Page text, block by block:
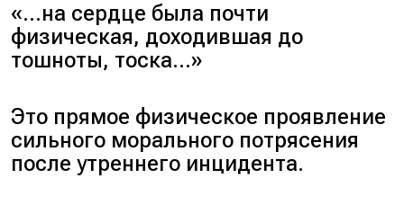
«…на сердце была почти
физическая, доходившая до
тошноты, тоска…»
Это прямое физическое проявление
сильного морального потрясения
после утреннего инцидента.